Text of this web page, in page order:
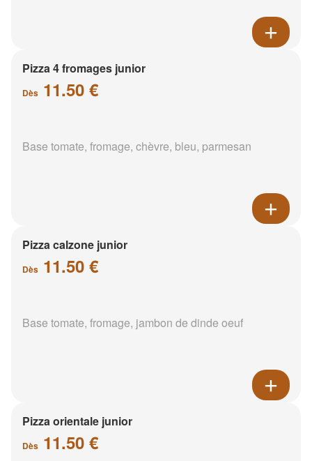
Pizza 4 fromages junior
Dès 11.50 €
Base tomate, fromage, chèvre, bleu, parmesan
Pizza calzone junior
Dès 11.50 €
Base tomate, fromage, jambon de dinde oeuf
Pizza orientale junior
Dès 11.50 €